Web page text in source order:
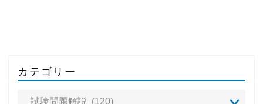
カテゴリー